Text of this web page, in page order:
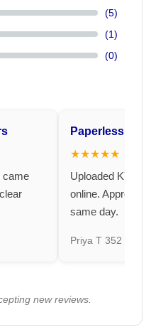
(5)
(1)
(0)
came
Paperless and
★★★★★
Uploaded KYC
online. Approval
same day.
Priya T 352 days
new reviews.